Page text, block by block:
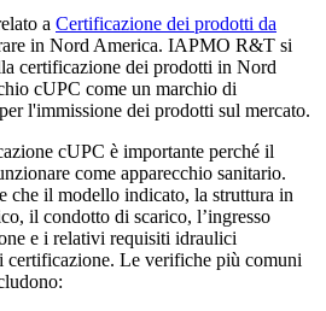
a Certificazione dei prodotti da
in Nord America. IAPMO R&T si
certificazione dei prodotti in Nord
cUPC come un marchio di
l'immissione dei prodotti sul mercato.
cUPC è importante perché il
come apparecchio sanitario.
che il modello indicato, la struttura in
il condotto di scarico, l’ingresso
e i relativi requisiti idraulici
certificazione. Le verifiche più comuni